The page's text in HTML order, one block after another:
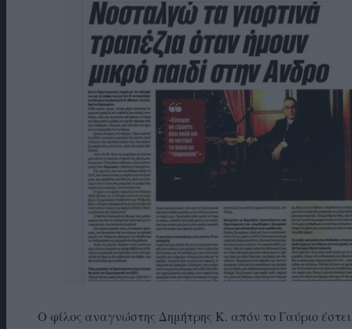
Ο φίλος αναγνώστης Δημήτρης Κ. απόν το Γαύριο